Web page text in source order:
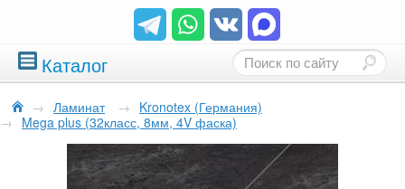
Каталог
→ Ламинат → Kronotex (Германия)
→ Mega plus (32класс, 8мм, 4V фаска)